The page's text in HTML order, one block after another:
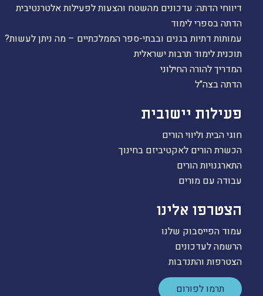
דיווחי הדתה: עדכונים מהשטח והצעות לפעילות אלטרנטיבית
הדתה בספרי לימוד
עמותות דתיות בגנים ובבתי-ספר הממלכתיים – מה ניתן לעשות?
תוכנית לימוד תרבות ישראלית
המדריך להורה החילוני
הדתה בצה"ל
פעילות יישובית
חוגי הבית וליווי הורים
הכשרת הורים לאקטיביזם בחינוך
התארגנויות הורים
עבודה עם מורים
הצטרפו אלינו
עמוד הפייסבוק שלנו
הרשמה לעדכונים
הצטרפות והתנדבות
תרמו לפורום